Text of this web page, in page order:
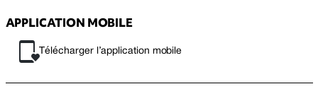
APPLICATION MOBILE
Télécharger l’application mobile